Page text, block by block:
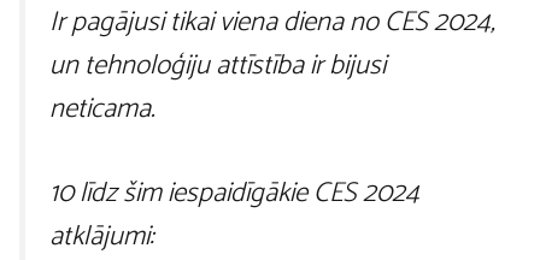
Ir pagājusi tikai viena diena no CES 2024,
un tehnoloģiju attīstība ir bijusi
neticama.
10 līdz šim iespaidīgākie CES 2024
atklājumi: